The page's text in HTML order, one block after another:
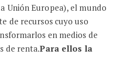
Unión Europea), el mundo
de recursos cuyo uso
en medios de
de renta.Para ellos la